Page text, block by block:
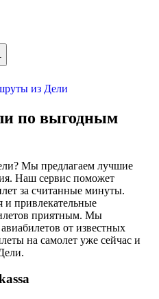
из Дели
по выгодным
Мы предлагаем лучшие
Наш сервис поможет
за считанные минуты.
и привлекательные
приятным. Мы
от известных
на самолет уже сейчас и